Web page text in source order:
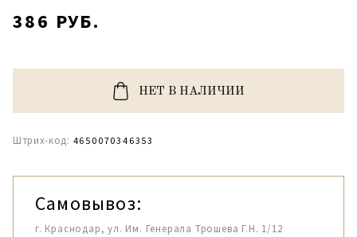
386 РУБ.
НЕТ В НАЛИЧИИ
Штрих-код: 4650070346353
Самовывоз:
г. Краснодар, ул. Им. Генерала Трошева Г.Н. 1/12